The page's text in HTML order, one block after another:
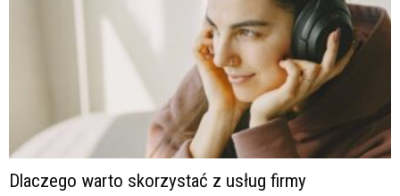
Dlaczego warto skorzystać z usług firmy